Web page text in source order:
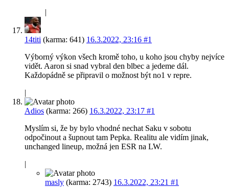
|
14titi (karma: 641) 16.3.2022, 23:16 #1
Výborný výkon všech kromě toho, u koho jsou chyby nejvíce
vidět. Aaron si snad vybral den blbec a jedeme dál.
Každopádně se připravil o možnost být no1 v repre.
|
Adios (karma: 266) 16.3.2022, 23:17 #1
Myslím si, že by bylo vhodné nechat Saku v sobotu
odpočinout a šupnout tam Pepka. Realitu ale vidím jinak,
unchanged lineup, možná jen ESR na LW.
|
masly (karma: 2743) 16.3.2022, 23:21 #1